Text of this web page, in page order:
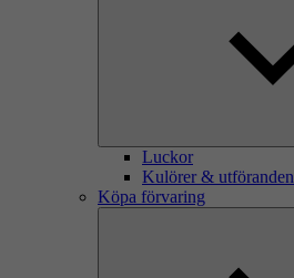
Luckor
Kulörer & utföranden
Köpa förvaring